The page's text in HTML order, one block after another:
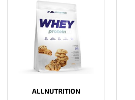
ALLNUTRITION